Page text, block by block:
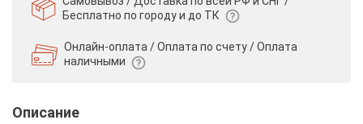
Бесплатно по городу и до ТК
Онлайн-оплата / Оплата по счету /Оплата
наличными
Описание